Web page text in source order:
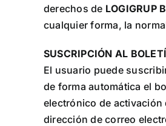
derechos de LOGIGRUP
cualquier forma, la
SUSCRIPCIÓN AL
El usuario puede
de forma automática el
electrónico de activación
dirección de correo